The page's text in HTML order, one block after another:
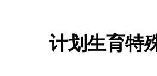
计划生育特